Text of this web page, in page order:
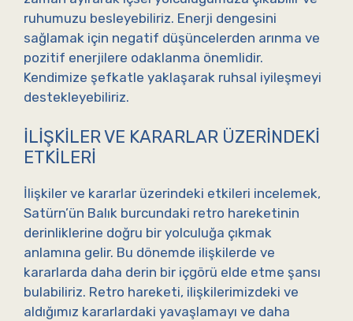
ruhumuzu besleyebiliriz. Enerji dengesini
sağlamak için negatif düşüncelerden arınma ve
pozitif enerjilere odaklanma önemlidir.
Kendimize şefkatle yaklaşarak ruhsal iyileşmeyi
destekleyebiliriz.
İLIŞKILER VE KARARLAR ÜZERINDEKI
ETKILERI
İlişkiler ve kararlar üzerindeki etkileri incelemek,
Satürn’ün Balık burcundaki retro hareketinin
derinliklerine doğru bir yolculuğa çıkmak
anlamına gelir. Bu dönemde ilişkilerde ve
kararlarda daha derin bir içgörü elde etme şansı
bulabiliriz. Retro hareketi, ilişkilerimizdeki ve
aldığımız kararlardaki yavaşlamayı ve daha